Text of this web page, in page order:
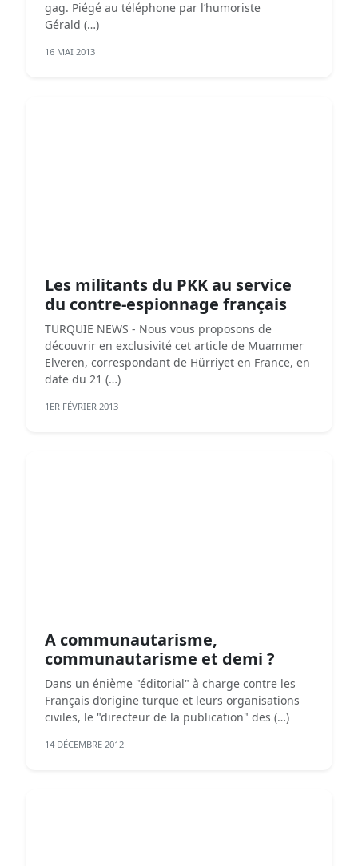
gag. Piégé au téléphone par l’humoriste
Gérald (…)
16 MAI 2013
Les militants du PKK au service
du contre-espionnage français
TURQUIE NEWS - Nous vous proposons de
découvrir en exclusivité cet article de Muammer
Elveren, correspondant de Hürriyet en France, en
date du 21 (…)
1ER FÉVRIER 2013
A communautarisme,
communautarisme et demi ?
Dans un énième "éditorial" à charge contre les
Français d’origine turque et leurs organisations
civiles, le "directeur de la publication" des (…)
14 DÉCEMBRE 2012